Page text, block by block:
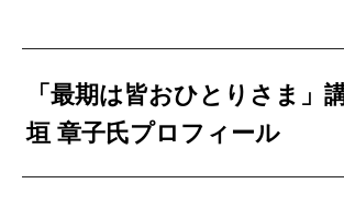
「最期は皆おひとりさま」
垣 章子氏プロフィール